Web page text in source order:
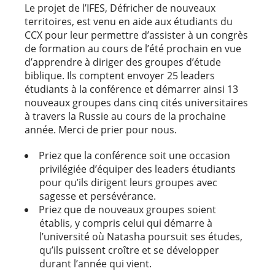
Le projet de l’IFES, Défricher de nouveaux
territoires, est venu en aide aux étudiants du
CCX pour leur permettre d’assister à un congrès
de formation au cours de l’été prochain en vue
d’apprendre à diriger des groupes d’étude
biblique. Ils comptent envoyer 25 leaders
étudiants à la conférence et démarrer ainsi 13
nouveaux groupes dans cinq cités universitaires
à travers la Russie au cours de la prochaine
année. Merci de prier pour nous.
Priez que la conférence soit une occasion
privilégiée d’équiper des leaders étudiants
pour qu’ils dirigent leurs groupes avec
sagesse et persévérance.
Priez que de nouveaux groupes soient
établis, y compris celui qui démarre à
l’université où Natasha poursuit ses études,
qu’ils puissent croître et se développer
durant l’année qui vient.